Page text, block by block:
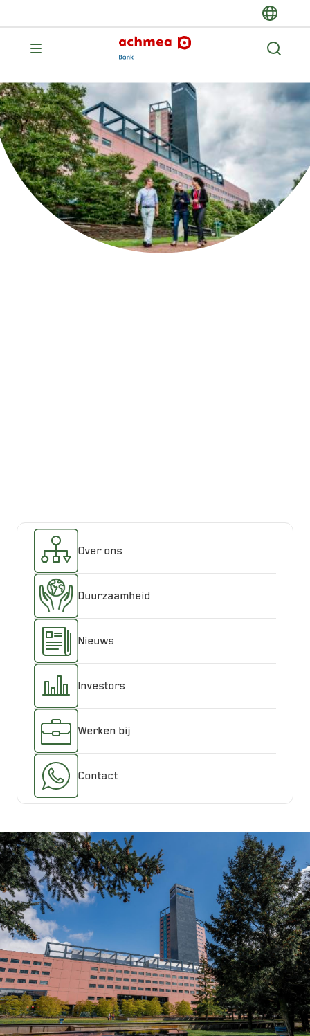
Over ons
Duurzaamheid
Nieuws
Investors
Werken bij
Contact